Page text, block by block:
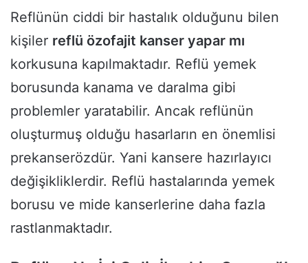
Reflünün ciddi bir hastalık olduğunu bilen
kişiler reflü özofajit kanser yapar mı
korkusuna kapılmaktadır. Reflü yemek
borusunda kanama ve daralma gibi
problemler yaratabilir. Ancak reflünün
oluşturmuş olduğu hasarların en önemlisi
prekanserözdür. Yani kansere hazırlayıcı
değişikliklerdir. Reflü hastalarında yemek
borusu ve mide kanserlerine daha fazla
rastlanmaktadır.